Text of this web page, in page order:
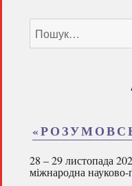
за
запитом:
28 – 29 листопада
міжнародна науково-